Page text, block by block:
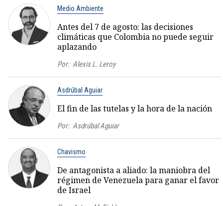
Medio Ambiente
Antes del 7 de agosto: las decisiones
climáticas que Colombia no puede seguir
aplazando
Por: Alexis L. Leroy
Asdrúbal Aguiar
El fin de las tutelas y la hora de la nación
Por: Asdrúbal Aguiar
Chavismo
De antagonista a aliado: la maniobra del
régimen de Venezuela para ganar el favor
de Israel